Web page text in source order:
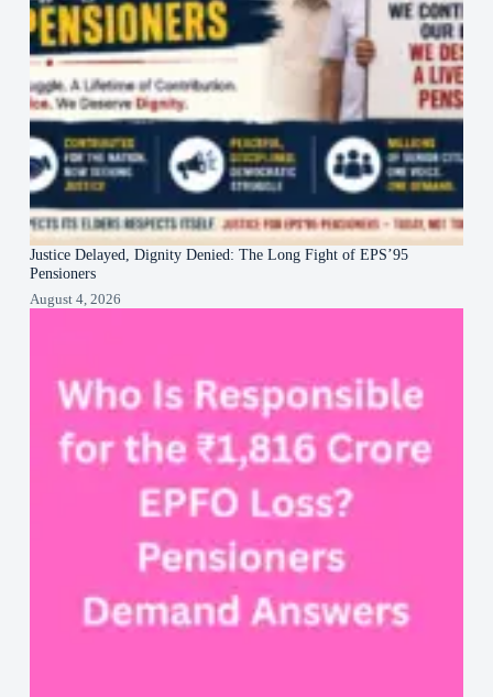
Justice Delayed, Dignity Denied: The Long Fight of EPS’95
Pensioners
August 4, 2026